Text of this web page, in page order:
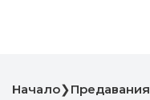
Начало❯Предавания